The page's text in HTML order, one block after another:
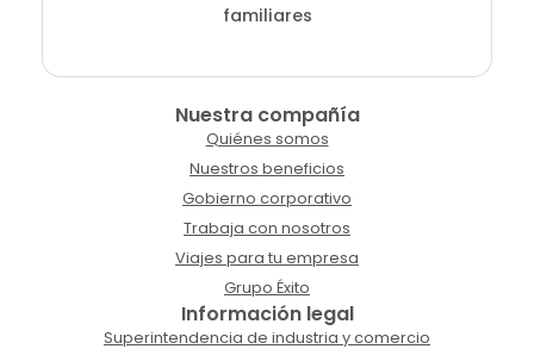
familiares
Nuestra compañía
Quiénes somos
Nuestros beneficios
Gobierno corporativo
Trabaja con nosotros
Viajes para tu empresa
Grupo Éxito
Información legal
Superintendencia de industria y comercio